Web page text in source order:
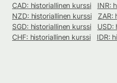
CAD: historiallinen kurssi
INR:
NZD: historiallinen kurssi
ZAR:
SGD: historiallinen kurssi
USD:
CHF: historiallinen kurssi
IDR: